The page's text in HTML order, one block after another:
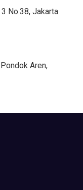
No.38, Jakarta
Aren,